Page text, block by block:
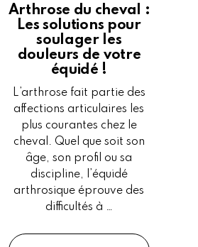
Arthrose du cheval :
Les solutions pour
soulager les
douleurs de votre
équidé !
L’arthrose fait partie des
affections articulaires les
plus courantes chez le
cheval. Quel que soit son
âge, son profil ou sa
discipline, l’équidé
arthrosique éprouve des
difficultés à …